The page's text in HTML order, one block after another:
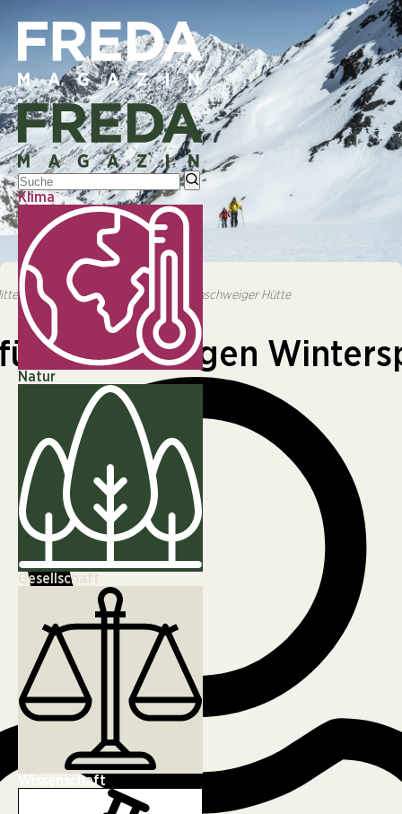
Klima
Natur
Gesellschaft
Wissenschaft
© Skitour am Mittelbergferner im Gebiet um die
Braunschweiger Hütte
KLIMA
im Gebiet um die Braunschweiger Hütte
nachhaltigen